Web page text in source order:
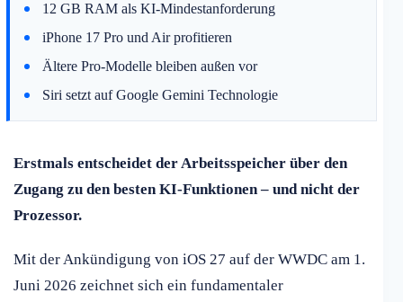
12 GB RAM als KI-Mindestanforderung
iPhone 17 Pro und Air profitieren
Ältere Pro-Modelle bleiben außen vor
Siri setzt auf Google Gemini Technologie
Erstmals entscheidet der Arbeitsspeicher über den
Zugang zu den besten KI-Funktionen – und nicht der
Prozessor.
Mit der Ankündigung von iOS 27 auf der WWDC am 1.
Juni 2026 zeichnet sich ein fundamentaler